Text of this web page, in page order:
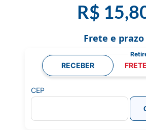
R$
Frete e prazo
RECEBER
CEP